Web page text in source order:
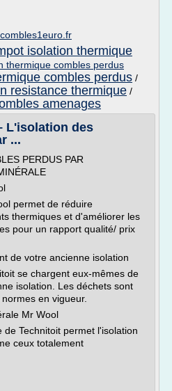
isolation thermique
thermique combles perdus
combles perdus /
resistance thermique /
amenages
L'isolation des
...
PERDUS PAR
permet de réduire
thermiques et d'améliorer les
pour un rapport qualité/ prix
de votre ancienne isolation
se chargent eux-mêmes de
isolation. Les déchets sont
en vigueur.
Mr Wool
Technitoit permet l'isolation
ceux totalement